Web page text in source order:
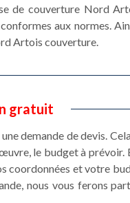
de couverture Nord
aux normes.
Artois couverture.
gratuit
demande de devis.
le budget à prévoir.
coordonnées et votre
nous vous ferons